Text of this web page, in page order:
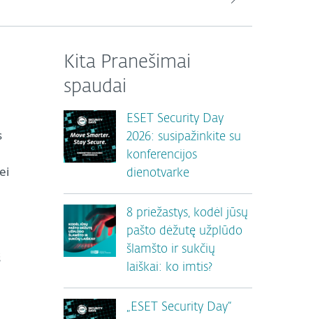
Kita Pranešimai
spaudai
ESET Security Day
2026: susipažinkite su
konferencijos
dienotvarke
8 priežastys, kodėl jūsų
pašto dėžutę užplūdo
šlamšto ir sukčių
laiškai: ko imtis?
„ESET Security Day“